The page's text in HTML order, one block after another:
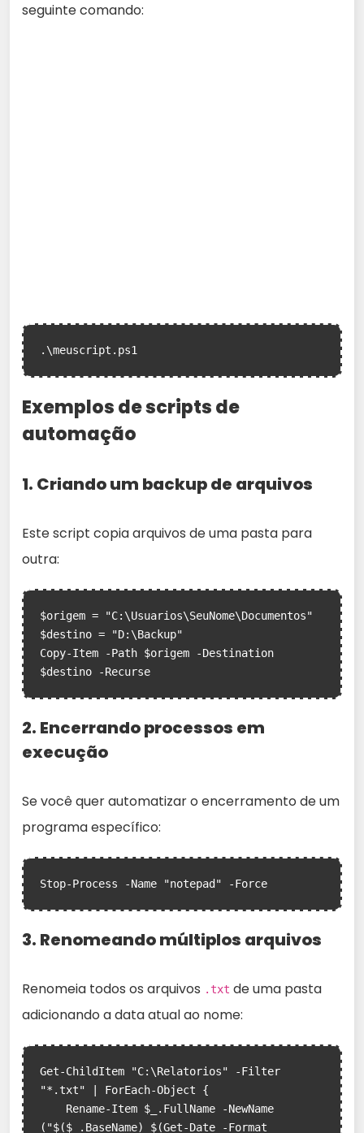
seguinte comando:
Exemplos de scripts de
automação
1. Criando um backup de arquivos
Este script copia arquivos de uma pasta para
outra:
$origem = "C:\Usuarios\SeuNome\Documentos"
$destino = "D:\Backup"
Copy-Item -Path $origem -Destination
2. Encerrando processos em
execução
Se você quer automatizar o encerramento de um
programa específico:
3. Renomeando múltiplos arquivos
Renomeia todos os arquivos .txt de uma pasta
adicionando a data atual ao nome:
Get-ChildItem "C:\Relatorios" -Filter
"*.txt" | ForEach-Object {
("$($_.BaseName)_$(Get-Date -Format